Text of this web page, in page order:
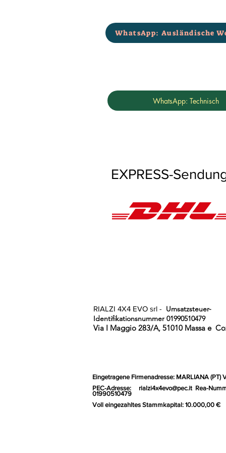
WhatsApp: Ausländische
WhatsApp: Technisch
EXPRESS-
RIALZI 4X4 EVO srl - Umsatzsteuer-
Identifikationsnummer 01990510479
Via I Maggio 283/A, 51010 Massa e
Eingetragene Firmenadresse: MARLIANA (PT)
PEC-Adresse:
rialzi4x4evo@pec.it Rea-
01990510479
Voll eingezahltes Stammkapital: 10.000,00 €